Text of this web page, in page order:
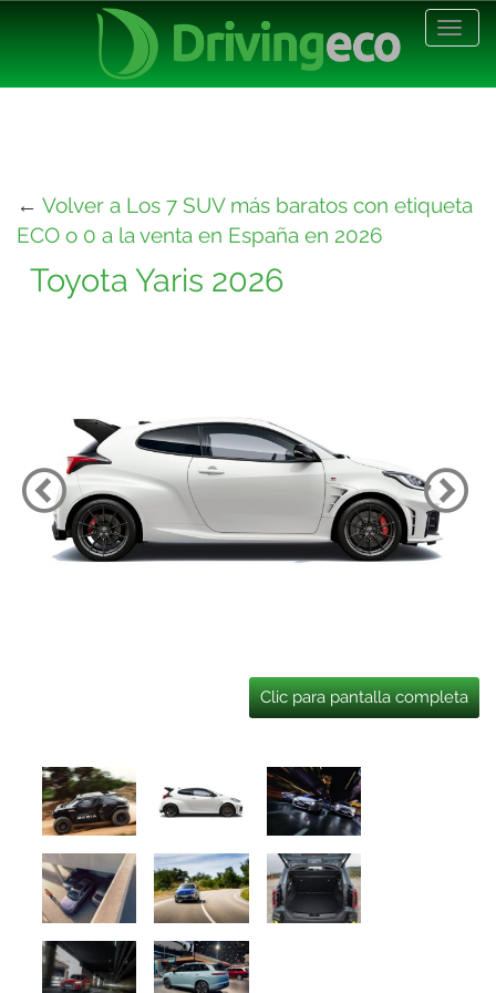
← Volver a Los 7 SUV más baratos con etiqueta
ECO o 0 a la venta en España en 2026
Toyota Yaris 2026
Clic para pantalla completa